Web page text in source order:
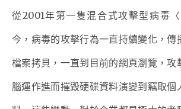
從2001年第一隻混合式攻擊型病毒
今，病毒的攻擊行為一直持續變化，傳
檔案拷貝，一直到目前的網頁瀏覽，攻
腦運作進而摧毀硬碟資料演變到竊取個